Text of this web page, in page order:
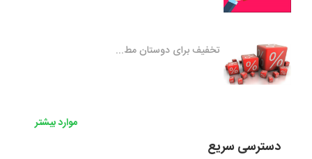
تخفیف برای دوستان مط...
موارد بیشتر
دسترسی سریع